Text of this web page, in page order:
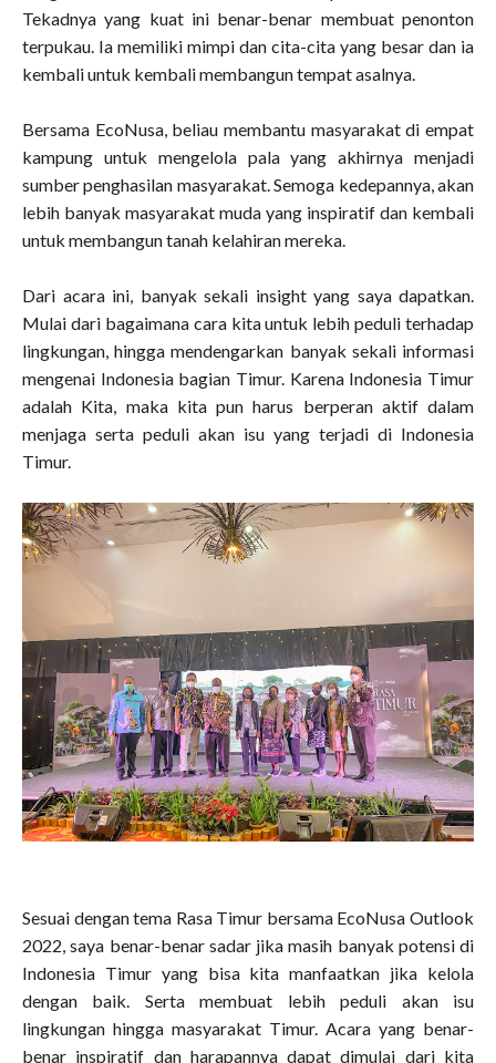
Tekadnya yang kuat ini benar-benar membuat penonton
terpukau. Ia memiliki mimpi dan cita-cita yang besar dan ia
kembali untuk kembali membangun tempat asalnya.
Bersama EcoNusa, beliau membantu masyarakat di empat
kampung untuk mengelola pala yang akhirnya menjadi
sumber penghasilan masyarakat. Semoga kedepannya, akan
lebih banyak masyarakat muda yang inspiratif dan kembali
untuk membangun tanah kelahiran mereka.
Dari acara ini, banyak sekali insight yang saya dapatkan.
Mulai dari bagaimana cara kita untuk lebih peduli terhadap
lingkungan, hingga mendengarkan banyak sekali informasi
mengenai Indonesia bagian Timur. Karena Indonesia Timur
adalah Kita, maka kita pun harus berperan aktif dalam
menjaga serta peduli akan isu yang terjadi di Indonesia
Timur.
Sesuai dengan tema Rasa Timur bersama EcoNusa Outlook
2022, saya benar-benar sadar jika masih banyak potensi di
Indonesia Timur yang bisa kita manfaatkan jika kelola
dengan baik. Serta membuat lebih peduli akan isu
lingkungan hingga masyarakat Timur. Acara yang benar-
benar inspiratif dan harapannya dapat dimulai dari kita